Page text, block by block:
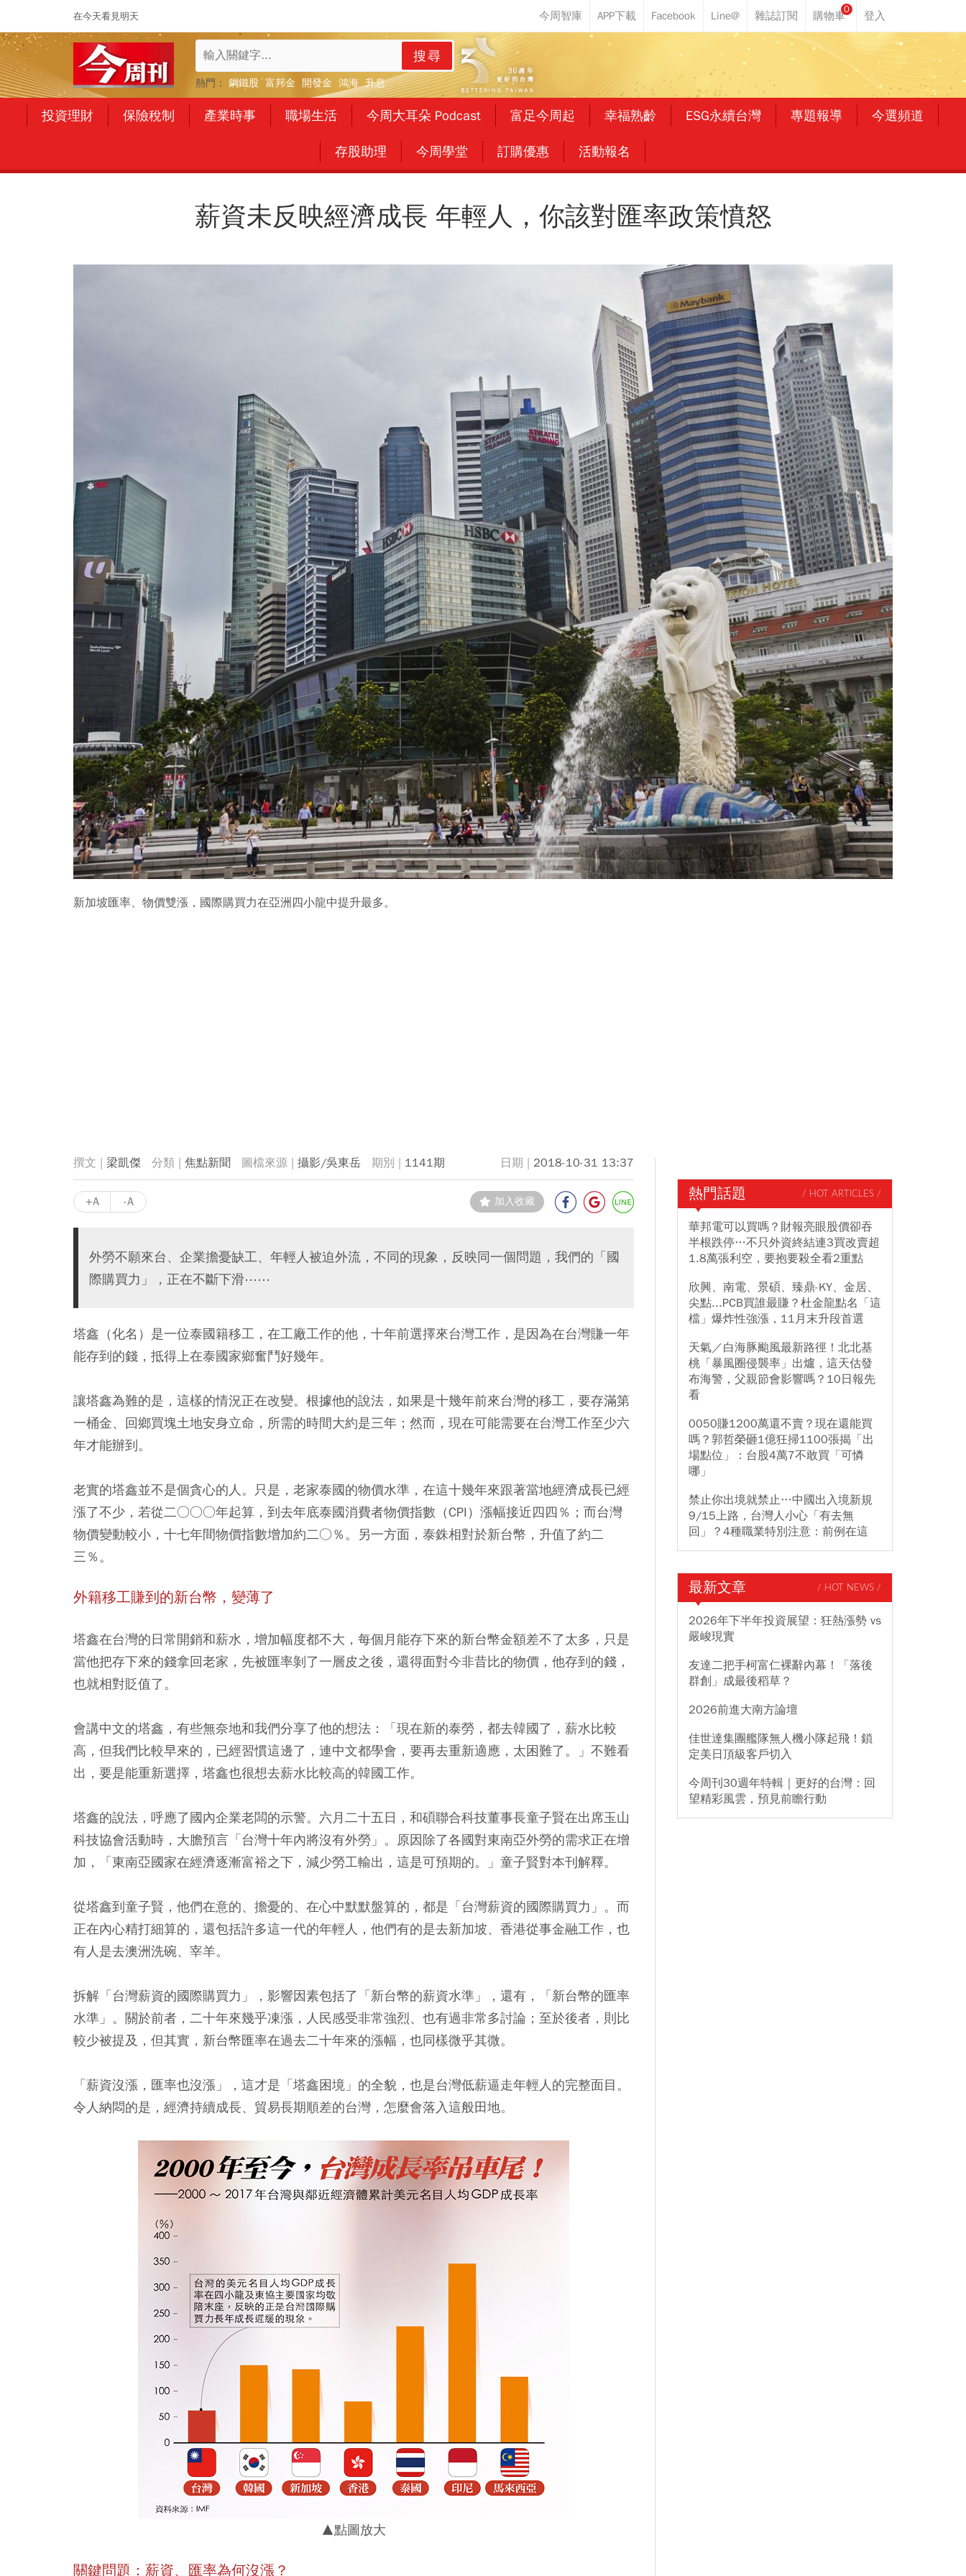
在今天看見明天
0
搜尋
熱門： 鋼鐵股 富邦金 開發金 鴻海 升息
投資理財 保險稅制 產業時事 職場生活 今周大耳朵 Podcast 富足今周起 幸福熟齡 ESG永續台灣 專題報導 今選頻道
存股助理 今周學堂 訂購優惠 活動報名
薪資未反映經濟成長 年輕人，你該對匯率政策憤怒
新加坡匯率、物價雙漲，國際購買力在亞洲四小龍中提升最多。
梁凱傑 焦點新聞 攝影/吳東岳 1141期 2018-10-31 13:37
+A -A 加入收藏
外勞不願來台、企業擔憂缺工、年輕人被迫外流，不同的現象，反映同一個問題，我們的「國
際購買力」，正在不斷下滑⋯⋯
塔鑫（化名）是一位泰國籍移工 ，在工廠工作的他，十年前選擇來台灣工作，是因為在台灣賺一年
能存到的錢，抵得上在泰國家鄉奮鬥好幾年。
讓塔鑫為難的是，這樣的情況正在改變。根據他的說法，如果是十幾年前來台灣的移工，要存滿第
一桶金、回鄉買塊土地安身立命，所需的時間大約是三年；然而，現在可能需要在台灣工作至少六
年才能辦到。
老實的塔鑫並不是個貪心的人。只是，老家泰國的物價水準，在這十幾年來跟著當地經濟成長已經
漲了不少，若從二○○○年起算，到去年底泰國消費者物價指數（CPI）漲幅接近四四％；而台灣
物價變動較小，十七年間物價指數增加約二○％ 。另一方面， 泰銖相對於新台幣，升值了約二
三％ 。
外籍移工賺到的新台幣，變薄了
塔鑫在台灣的日常開銷和薪水，增加幅度都不大，每個月能存下來的新台幣金額差不了太多，只是
當他把存下來的錢拿回老家，先被匯率剝了一層皮之後，還得面對今非昔比的物價，他存到的錢，
也就相對貶值了。
會講中文的塔鑫，有些無奈地和我們分享了他的想法：「現在新的泰勞，都去韓國了，薪水比較
高，但我們比較早來的，已經習慣這邊了，連中文都學會，要再去重新適應，太困難了。」不難看
出，要是能重新選擇，塔鑫也很想去薪水比較高的韓國工作。
塔鑫的說法，呼應了國內企業老闆的示警。六月二十五日，和碩聯合科技董事長童子賢在出席玉山
科技協會活動時，大膽預言「台灣十年內將沒有外勞」。原因除了各國對東南亞外勞的需求正在增
加，「東南亞國家在經濟逐漸富裕之下，減少勞工輸出，這是可預期的。」童子賢對本刊解釋。
從塔鑫到童子賢，他們在意的、擔憂的、在心中默默盤算的，都是「台灣薪資的國際購買力 」。而
正在內心精打細算的，還包括許多這一代的年輕人，他們有的是去新加坡、香港從事金融工作，也
有人是去澳洲洗碗、宰羊。
拆解「台灣薪資的國際購買力」，影響因素包括了「新台幣的薪資水準」，還有，「新台幣的匯率
水準」。關於前者，二十年來幾乎凍漲，人民感受非常強烈、也有過非常多討論；至於後者，則比
較少被提及，但其實，新台幣匯率在過去二十年來的漲幅，也同樣微乎其微。
「薪資沒漲，匯率也沒漲 」，這才是「塔鑫困境」的全貌，也是台灣低薪逼走年輕人的完整面目。
令人納悶的是，經濟持續成長、貿易長期順差的台灣，怎麼會落入這般田地。
▲點圖放大
關鍵問題：薪資、匯率為何沒漲？
熱門話題 / HOT ARTICLES /
華邦電可以買嗎？財報亮眼股價卻吞
半根跌停…不只外資終結連3買改賣超
1.8萬張利空，要抱要殺全看2重點
欣興、南電、景碩、臻鼎-KY、金居、
尖點...PCB買誰最賺？杜金龍點名「這
檔」爆炸性強漲，11月末升段首選
天氣／白海豚颱風最新路徑！北北基
桃「暴風圈侵襲率」出爐，這天估發
布海警，父親節會影響嗎？10日報先
看
0050賺1200萬還不賣？現在還能買
嗎？郭哲榮砸1億狂掃1100張揭「出
場點位」：台股4萬7不敢買「可憐
哪」
禁止你出境就禁止…中國出入境新規
9/15上路，台灣人小心「有去無
回」？4種職業特別注意：前例在這
最新文章 / HOT NEWS /
2026年下半年投資展望：狂熱漲勢 vs
嚴峻現實
友達二把手柯富仁裸辭內幕！「落後
群創」成最後稻草？
2026前進大南方論壇
佳世達集團艦隊無人機小隊起飛！鎖
定美日頂級客戶切入
今周刊30週年特輯｜更好的台灣：回
望精彩風雲，預見前瞻行動